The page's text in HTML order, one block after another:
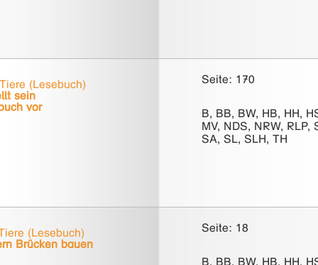
(Lesebuch)
sein
vor
Seite: 170
B, BB, BW, HB, HH,
MV, NDS, NRW, RLP,
SA, SL, SLH, TH
(Lesebuch)
Brücken bauen
Seite: 18
B, BB, BW, HB, HH,